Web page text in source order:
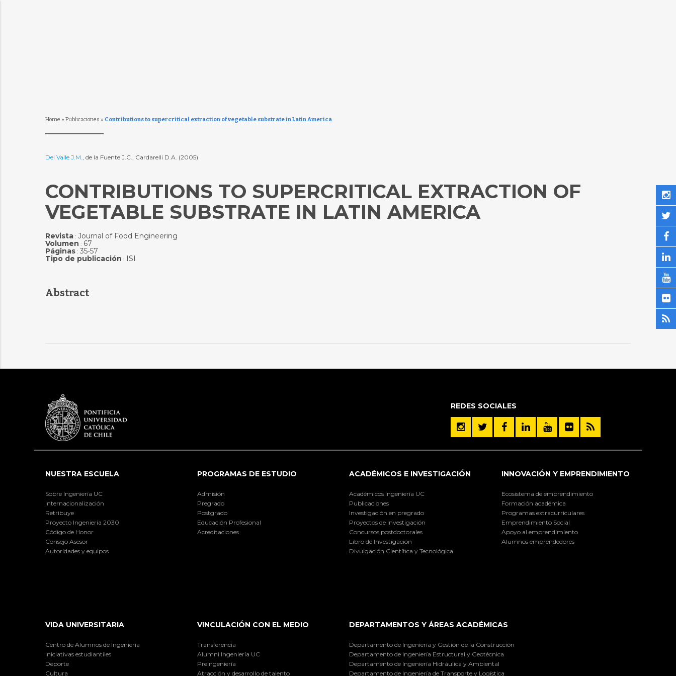
Home » Publicaciones » Contributions to supercritical extraction of vegetable substrate in Latin America
Del Valle J.M., de la Fuente J.C., Cardarelli D.A. (2005)
CONTRIBUTIONS TO SUPERCRITICAL EXTRACTION OF
VEGETABLE SUBSTRATE IN LATIN AMERICA
Revista: Journal of Food Engineering
Volumen : 67
Páginas: 35-57
Tipo de publicación : ISI
Abstract
REDES SOCIALES
NUESTRA ESCUELA
Sobre Ingeniería UC
Internacionalización
Retribuye
Proyecto Ingeniería 2030
Código de Honor
Consejo Asesor
Autoridades y equipos
PROGRAMAS DE ESTUDIO
Admisión
Pregrado
Postgrado
Educación Profesional
Acreditaciones
ACADÉMICOS E INVESTIGACIÓN
Académicos Ingeniería UC
Publicaciones
Investigación en pregrado
Proyectos de investigación
Concursos postdoctorales
Libro de Investigación
Divulgación Científica y Tecnológica
INNOVACIÓN Y EMPRENDIMIENTO
Ecosistema de emprendimiento
Formación académica
Programas extracurriculares
Emprendimiento Social
Apoyo al emprendimiento
Alumnos emprendedores
VIDA UNIVERSITARIA
Centro de Alumnos de Ingeniería
Iniciativas estudiantiles
Deporte
Cultura
VINCULACIÓN CON EL MEDIO
Transferencia
Alumni Ingeniería UC
Preingeniería
Atracción y desarrollo de talento
DEPARTAMENTOS Y ÁREAS ACADÉMICAS
Departamento de Ingeniería y Gestión de la Construcción
Departamento de Ingeniería Estructural y Geotécnica
Departamento de Ingeniería Hidráulica y Ambiental
Departamento de Ingeniería de Transporte y Logística